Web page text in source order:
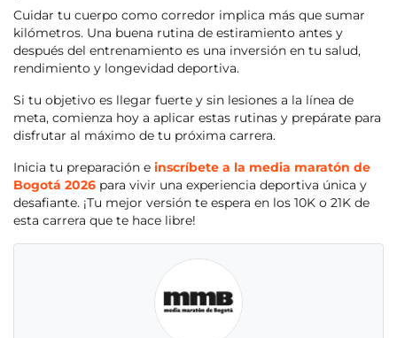
Cuidar tu cuerpo como corredor implica más que sumar
kilómetros. Una buena rutina de estiramiento antes y
después del entrenamiento es una inversión en tu salud,
rendimiento y longevidad deportiva.
Si tu objetivo es llegar fuerte y sin lesiones a la línea de
meta, comienza hoy a aplicar estas rutinas y prepárate para
disfrutar al máximo de tu próxima carrera.
Inicia tu preparación e inscríbete a la media maratón de
Bogotá 2026 para vivir una experiencia deportiva única y
desafiante. ¡Tu mejor versión te espera en los 10K o 21K de
esta carrera que te hace libre!